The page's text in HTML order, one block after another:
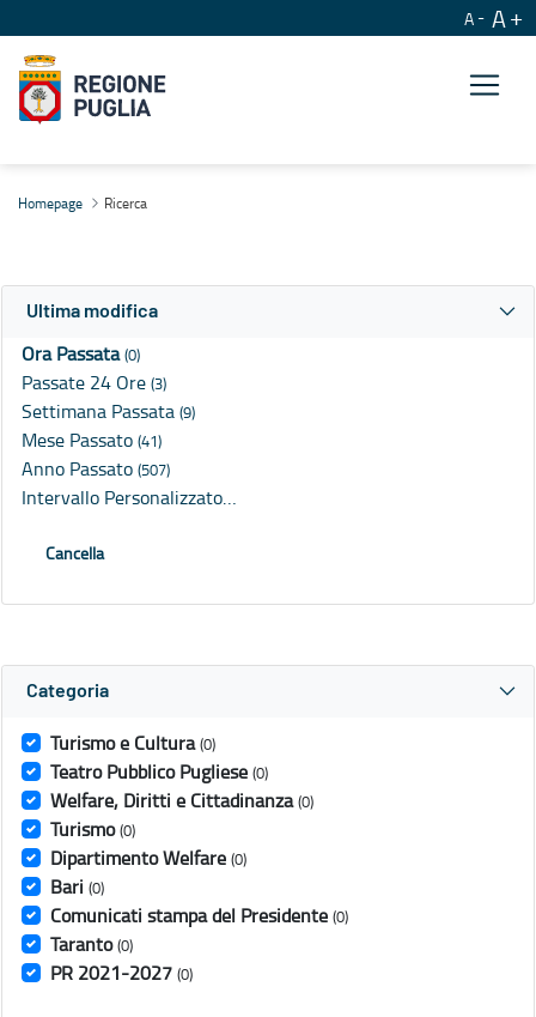
A A
Homepage Ricerca
Ultima modifica
Ora Passata(0)
Passate 24 Ore (3)
Settimana Passata (9)
Mese Passato (41)
Anno Passato (507)
Intervallo Personalizzato…
Cancella
Categoria
Turismo e Cultura (0)
Teatro Pubblico Pugliese (0)
Welfare, Diritti e Cittadinanza (0)
Turismo (0)
Dipartimento Welfare (0)
Bari (0)
Comunicati stampa del Presidente (0)
Taranto (0)
PR 2021-2027 (0)